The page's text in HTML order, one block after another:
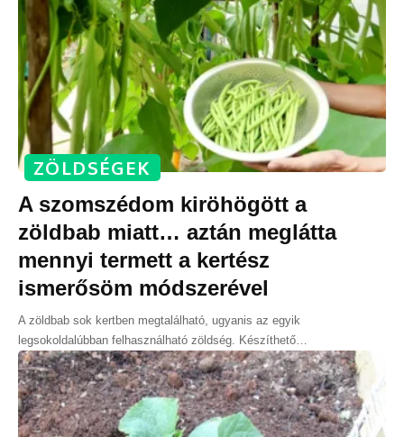
ZÖLDSÉGEK
A szomszédom kiröhögött a
zöldbab miatt… aztán meglátta
mennyi termett a kertész
ismerősöm módszerével
A zöldbab sok kertben megtalálható, ugyanis az egyik
legsokoldalúbban felhasználható zöldség. Készíthető